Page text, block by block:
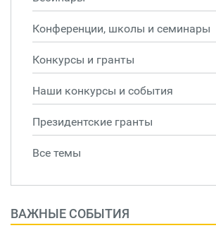
Конференции, школы и семинары
Конкурсы и гранты
Наши конкурсы и события
Президентские гранты
Все темы
ВАЖНЫЕ СОБЫТИЯ